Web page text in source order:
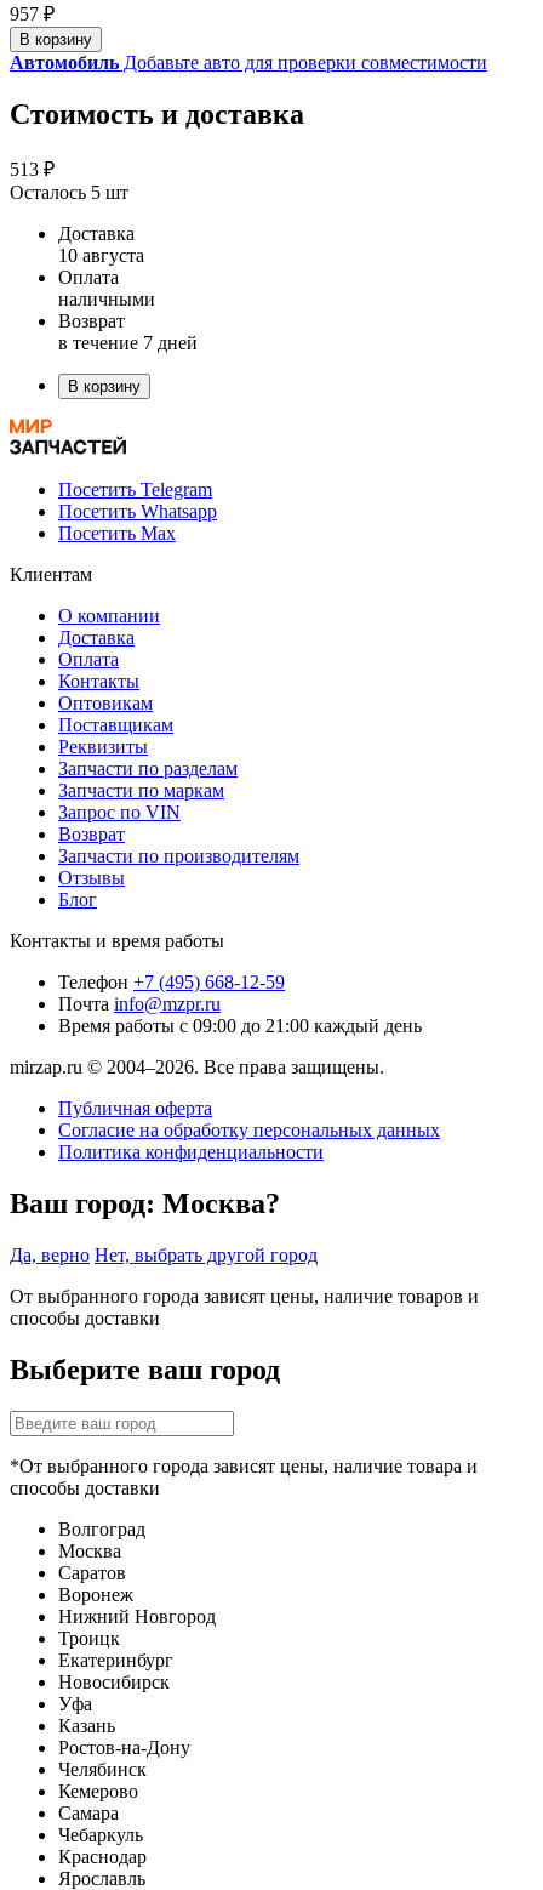
957 ₽
В корзину
Автомобиль Добавьте авто для проверки совместимости
Стоимость и доставка
513 ₽
Осталось 5 шт
Доставка
10 августа
Оплата
наличными
Возврат
в течение 7 дней
В корзину
Посетить Telegram
Посетить Whatsapp
Посетить Max
Клиентам
О компании
Доставка
Оплата
Контакты
Оптовикам
Поставщикам
Реквизиты
Запчасти по разделам
Запчасти по маркам
Запрос по VIN
Возврат
Запчасти по производителям
Отзывы
Блог
Контакты и время работы
Телефон +7 (495) 668-12-59
Почта info@mzpr.ru
Время работы с 09:00 до 21:00 каждый день
mirzap.ru © 2004–2026. Все права защищены.
Публичная оферта
Согласие на обработку персональных данных
Политика конфиденциальности
Ваш город: Москва?
Да, верно Нет, выбрать другой город
От выбранного города зависят цены, наличие товаров и
способы доставки
Выберите ваш город
*От выбранного города зависят цены, наличие товара и
способы доставки
Волгоград
Москва
Саратов
Воронеж
Нижний Новгород
Троицк
Екатеринбург
Новосибирск
Уфа
Казань
Ростов-на-Дону
Челябинск
Кемерово
Самара
Чебаркуль
Краснодар
Ярославль